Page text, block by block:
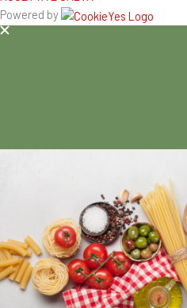
Powered by